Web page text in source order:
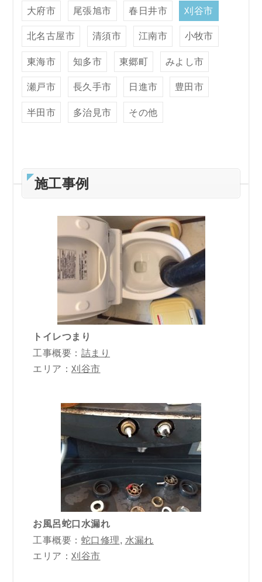
大府市 尾張旭市 春日井市 刈谷市
北名古屋市 清須市 江南市 小牧市
東海市 知多市 東郷町 みよし市
瀬戸市 長久手市 日進市 豊田市
半田市 多治見市 その他
施工事例
トイレつまり
工事概要： 詰まり
エリア：刈谷市
お風呂蛇口水漏れ
工事概要： 蛇口修理
水漏れ
エリア：刈谷市